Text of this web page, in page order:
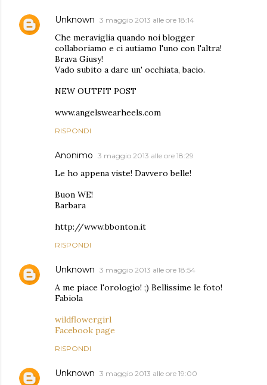
Unknown 3 maggio 2013 alle ore 18:14
Che meraviglia quando noi blogger
collaboriamo e ci autiamo l'uno con l'altra!
Brava Giusy!
Vado subito a dare un' occhiata, bacio.
NEW OUTFIT POST
www.angelswearheels.com
RISPONDI
Anonimo 3 maggio 2013 alle ore 18:29
Le ho appena viste! Davvero belle!
Buon WE!
Barbara
http://www.bbonton.it
RISPONDI
Unknown 3 maggio 2013 alle ore 18:54
A me piace l'orologio! ;) Bellissime le foto!
Fabiola
wildflowergirl
Facebook page
RISPONDI
Unknown 3 maggio 2013 alle ore 19:00